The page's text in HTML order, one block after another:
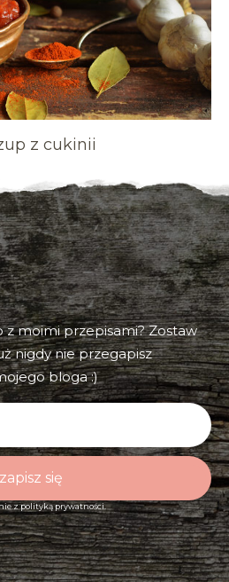
z cukinii
z moimi przepisami? Zostaw
nigdy nie przegapisz
bloga :)
zapisz się
zpolityką prywatności.